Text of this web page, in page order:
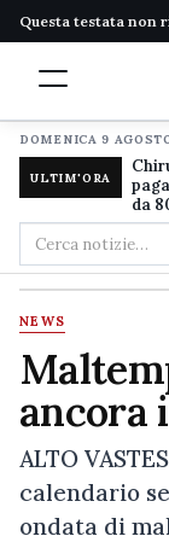
Questa testata non
DOMENICA 9
ULTIM'ORA
da
Cerca
nel
sito
NEWS
ancora
ALTO
calendario
ondata di